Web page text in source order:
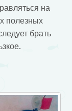
на
полезных
брать